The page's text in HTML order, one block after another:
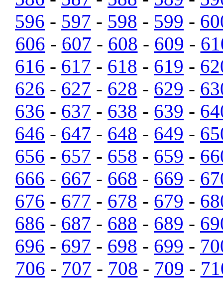
596 - 597 - 598 - 599 -
606 - 607 - 608 - 609 -
616 - 617 - 618 - 619 -
626 - 627 - 628 - 629 -
636 - 637 - 638 - 639 -
646 - 647 - 648 - 649 -
656 - 657 - 658 - 659 -
666 - 667 - 668 - 669 -
676 - 677 - 678 - 679 -
686 - 687 - 688 - 689 -
696 - 697 - 698 - 699 -
706 - 707 - 708 - 709 -